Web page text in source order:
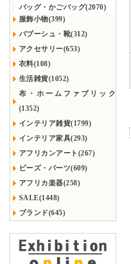
バッグ・かごバッグ(2070)
服飾小物(399)
バブーシュ・靴(312)
アクセサリー(653)
衣料(108)
生活雑貨(1052)
布・ホームファブリック
(1352)
インテリア雑貨(1799)
インテリア家具(293)
アフリカンアート(267)
ビーズ・パーツ(609)
アフリカ楽器(258)
SALE(1448)
ブランド(645)